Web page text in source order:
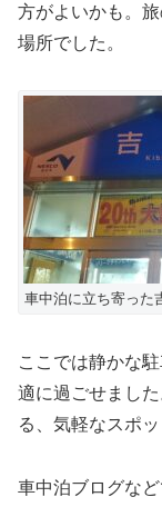
方がよいかも。
場所でした。
車中泊に立ち寄った
ここでは静かな
適に過ごせまし
る、気軽なスポ
車中泊ブログな